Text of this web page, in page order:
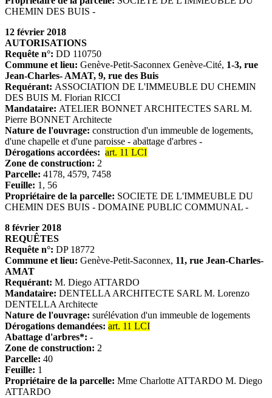
CHEMIN DES BUIS -
12 février 2018
AUTORISATIONS
Requête n°: DD 110750
Commune et lieu: Genève-Petit-Saconnex Genève-Cité, 1-3, rue
Jean-Charles- AMAT, 9, rue des Buis
Requérant: ASSOCIATION DE L'IMMEUBLE DU CHEMIN
DES BUIS M. Florian RICCI
Mandataire: ATELIER BONNET ARCHITECTES SARL M.
Pierre BONNET Architecte
Nature de l'ouvrage: construction d'un immeuble de logements,
d'une chapelle et d'une paroisse - abattage d'arbres -
Dérogations accordées: art. 11 LCI
Zone de construction: 2
Parcelle: 4178, 4579, 7458
Feuille: 1, 56
Propriétaire de la parcelle: SOCIETE DE L'IMMEUBLE DU
CHEMIN DES BUIS - DOMAINE PUBLIC COMMUNAL -
8 février 2018
REQUÊTES
Requête n°: DP 18772
Commune et lieu: Genève-Petit-Saconnex, 11, rue Jean-Charles-
AMAT
Requérant: M. Diego ATTARDO
Mandataire: DENTELLA ARCHITECTE SARL M. Lorenzo
DENTELLA Architecte
Nature de l'ouvrage: surélévation d'un immeuble de logements
Dérogations demandées: art. 11 LCI
Abattage d'arbres*: -
Zone de construction: 2
Parcelle: 40
Feuille: 1
Propriétaire de la parcelle: Mme Charlotte ATTARDO M. Diego
ATTARDO